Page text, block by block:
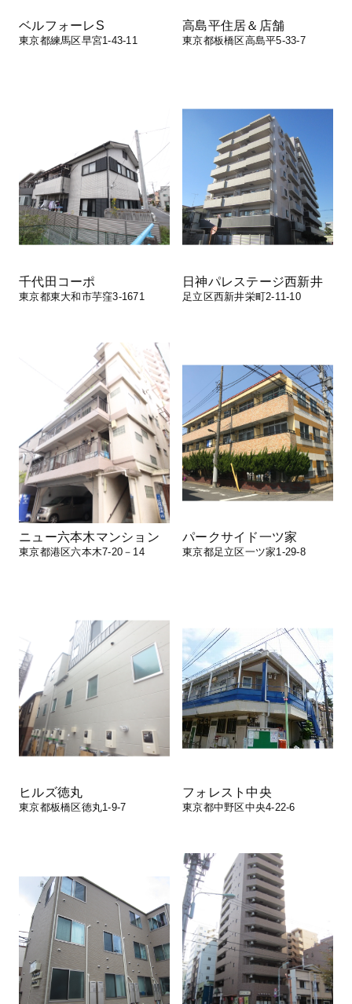
ベルフォーレS
東京都練馬区早宮1-43-11
高島平住居＆店舗
東京都板橋区高島平5-33-7
千代田コーポ
東京都東大和市芋窪3-1671
日神パレステージ西新井
足立区西新井栄町2-11-10
ニュー六本木マンション
東京都港区六本木7-20－14
パークサイド一ツ家
東京都足立区一ツ家1-29-8
ヒルズ徳丸
東京都板橋区徳丸1-9-7
フォレスト中央
東京都中野区中央4-22-6